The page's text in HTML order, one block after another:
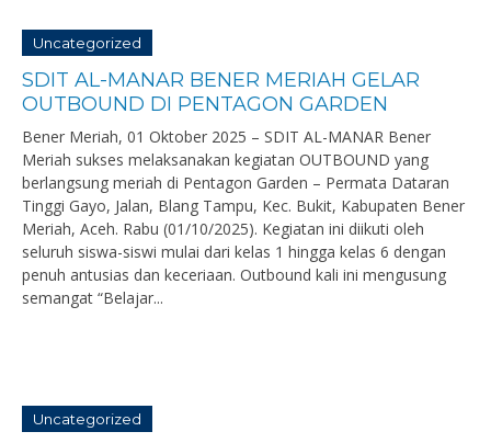
Uncategorized
SDIT AL-MANAR BENER MERIAH GELAR
OUTBOUND DI PENTAGON GARDEN
Bener Meriah, 01 Oktober 2025 – SDIT AL-MANAR Bener
Meriah sukses melaksanakan kegiatan OUTBOUND yang
berlangsung meriah di Pentagon Garden – Permata Dataran
Tinggi Gayo, Jalan, Blang Tampu, Kec. Bukit, Kabupaten Bener
Meriah, Aceh. Rabu (01/10/2025). Kegiatan ini diikuti oleh
seluruh siswa-siswi mulai dari kelas 1 hingga kelas 6 dengan
penuh antusias dan keceriaan. Outbound kali ini mengusung
semangat “Belajar...
Uncategorized